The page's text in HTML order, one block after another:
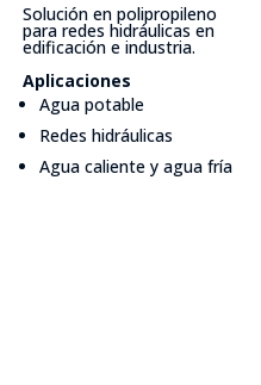
Solución en polipropileno
para redes hidráulicas en
edificación e industria.
Aplicaciones
Agua potable
Redes hidráulicas
Agua caliente y agua fría